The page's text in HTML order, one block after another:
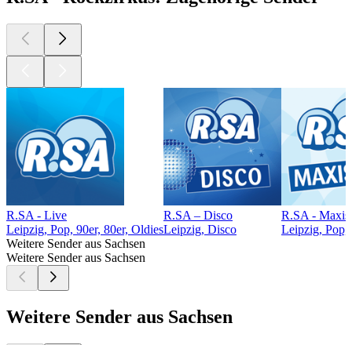
R.SA - Live
Leipzig, Pop, 90er, 80er, Oldies
R.SA – Disco
Leipzig, Disco
R.SA -
Leipzig,
Weitere Sender aus Sachsen
Weitere Sender aus Sachsen
Weitere Sender aus Sachsen